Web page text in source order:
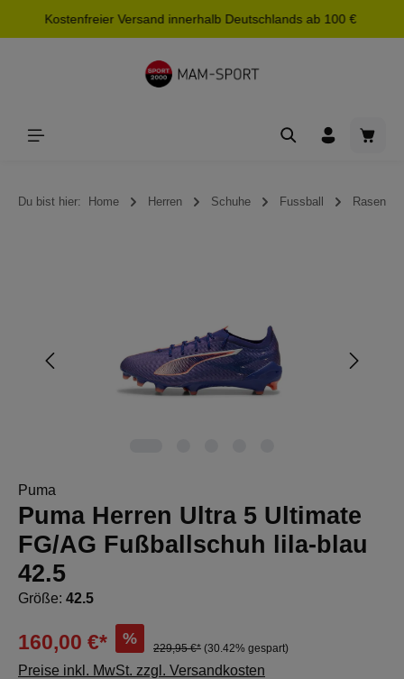
springen
Kostenfreier Versand innerhalb Deutschlands ab 100 €
Du bist hier: Home Herren Schuhe Fussball Rasen
Puma
Puma Herren Ultra 5 Ultimate
FG/AG Fußballschuh lila-blau
42.5
Größe: 42.5
160,00 €* %
229,95 €* (30.42% gespart)
Preise inkl. MwSt. zzgl. Versandkosten